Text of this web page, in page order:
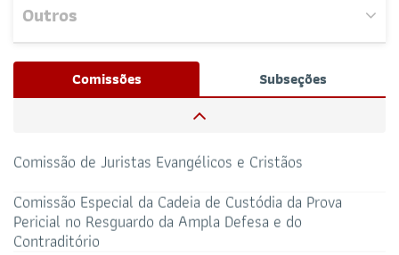
Nenhum evento próximo encontrado.
Josué Henrique, / Whatsapp (32172100)
RESPONSÁVEIS
69 3217-2099
TELEFONE
sti@oab-ro.org.br
E-MAIL
Outros
TRIBUNAL DE ÉTICA CANAL PRERROGATIVAS
Comissões Subseções
Comissão de Seleção e Habilitação
Comissão de Proteção e Defesa Animal
Comissão de Juristas Evangélicos e Cristãos
Comissão Especial da Cadeia de Custódia da Prova
Pericial no Resguardo da Ampla Defesa e do
Contraditório